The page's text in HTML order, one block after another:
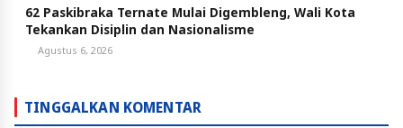
62 Paskibraka Ternate Mulai Digembleng, Wali Kota
Tekankan Disiplin dan Nasionalisme
Agustus 6, 2026
TINGGALKAN KOMENTAR